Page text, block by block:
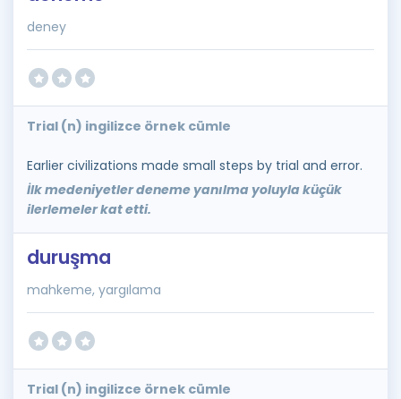
deney
Trial (n) ingilizce örnek cümle
Earlier civilizations made small steps by trial and error.
İlk medeniyetler deneme yanılma yoluyla küçük
ilerlemeler kat etti.
duruşma
mahkeme, yargılama
Trial (n) ingilizce örnek cümle